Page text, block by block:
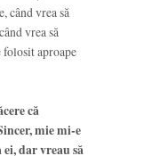
când vrea să
vrea să
folosit aproape
că
mie mi-e
dar vreau să